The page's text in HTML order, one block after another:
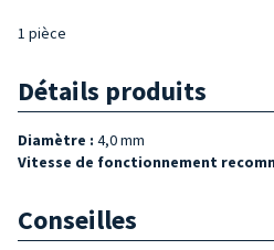
1 pièce
Détails produits
Diamètre : 4,0 mm
Vitesse de fonctionnement
Conseilles